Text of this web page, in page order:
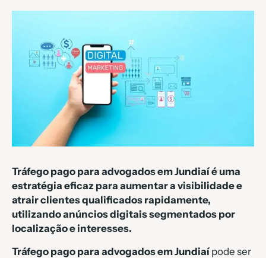
Tráfego pago para advogados em Jundiaí é uma
estratégia eficaz para aumentar a visibilidade e
atrair clientes qualificados rapidamente,
utilizando anúncios digitais segmentados por
localização e interesses.
Tráfego pago para advogados em Jundiaípode ser